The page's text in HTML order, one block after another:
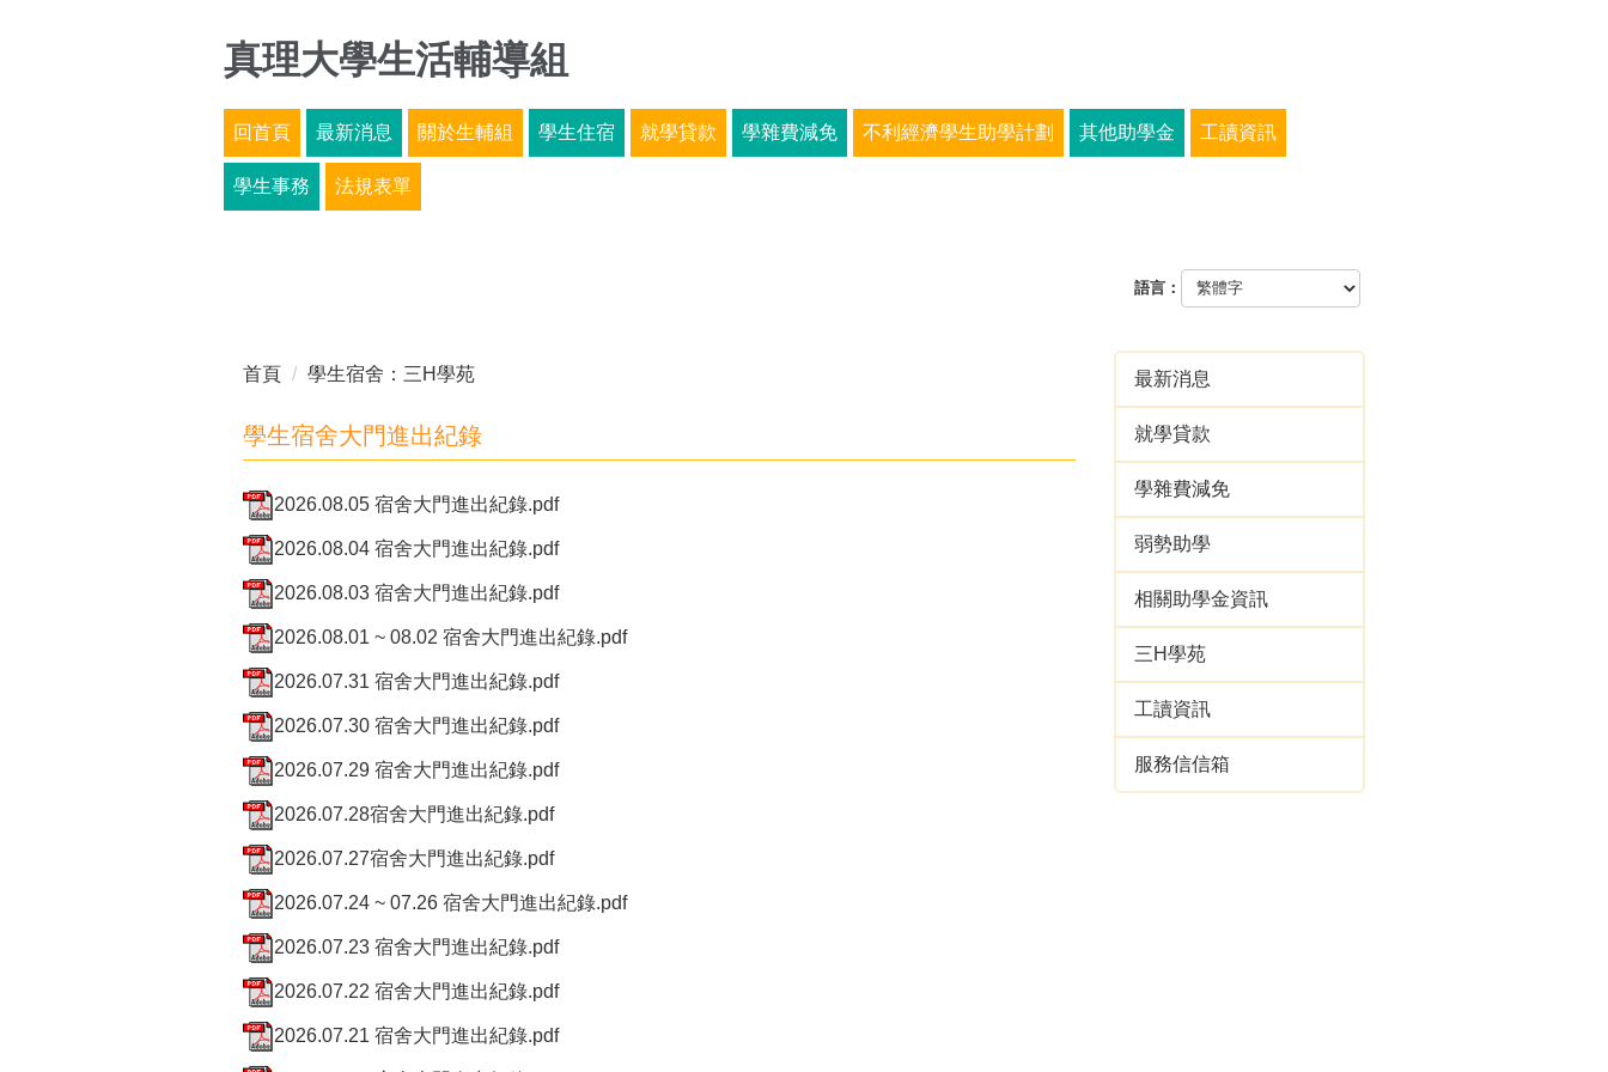
真理大學生活輔導組
回首頁 最新消息 關於生輔組 學生住宿 就學貸款 學雜費減免 不利經濟學生助學計劃 其他助學金 工讀資訊
學生事務 法規表單
語言：
首頁 學生宿舍：三H學苑
學生宿舍大門進出紀錄
2026.08.05 宿舍大門進出紀錄.pdf
2026.08.04 宿舍大門進出紀錄.pdf
2026.08.03 宿舍大門進出紀錄.pdf
2026.08.01 ~ 08.02 宿舍大門進出紀錄.pdf
2026.07.31 宿舍大門進出紀錄.pdf
2026.07.30 宿舍大門進出紀錄.pdf
2026.07.29 宿舍大門進出紀錄.pdf
2026.07.28宿舍大門進出紀錄.pdf
2026.07.27宿舍大門進出紀錄.pdf
2026.07.24 ~ 07.26 宿舍大門進出紀錄.pdf
2026.07.23 宿舍大門進出紀錄.pdf
2026.07.22 宿舍大門進出紀錄.pdf
2026.07.21 宿舍大門進出紀錄.pdf
最新消息
就學貸款
學雜費減免
弱勢助學
相關助學金資訊
三H學苑
工讀資訊
服務信信箱